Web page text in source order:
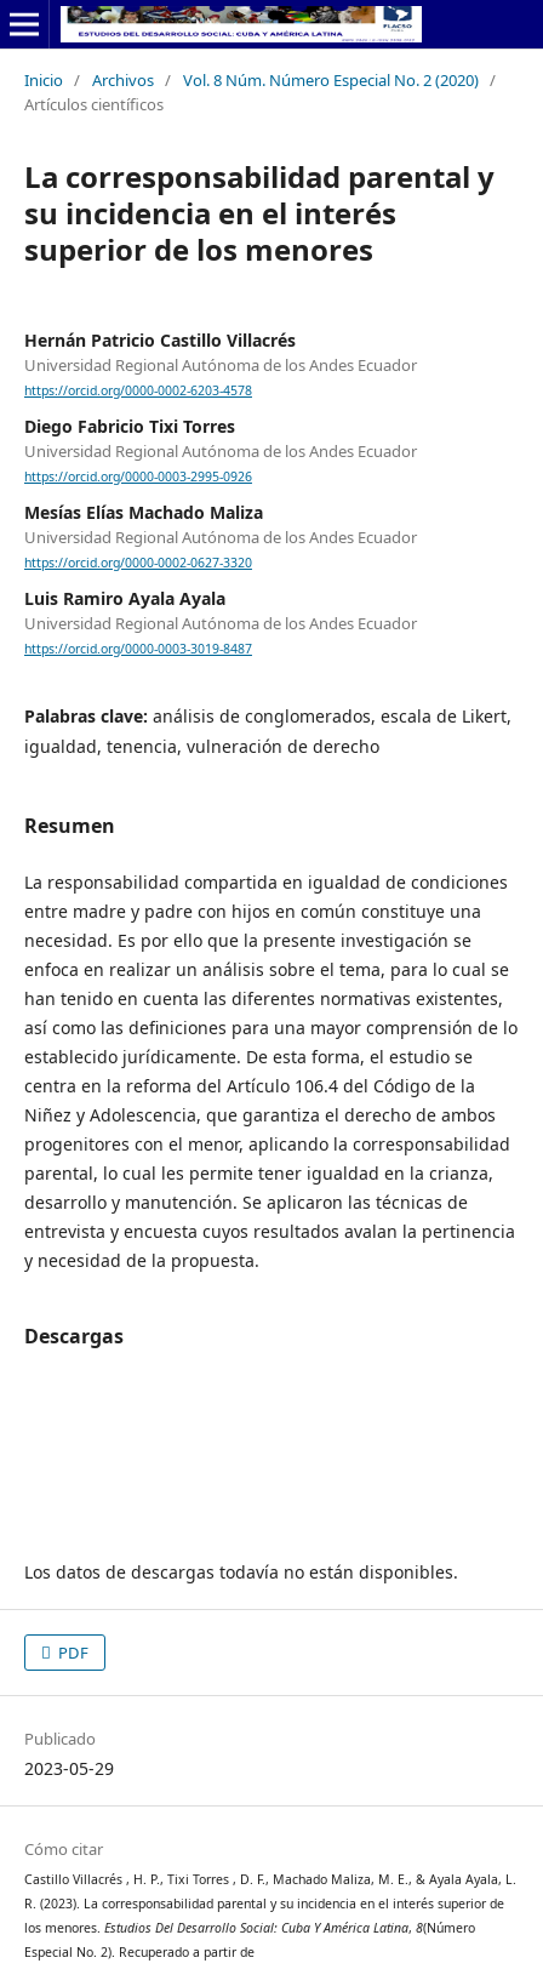
Inicio / Archivos / Vol. 8 Núm. Número Especial No. 2 (2020) /
Artículos científicos
La corresponsabilidad parental y
su incidencia en el interés
superior de los menores
Hernán Patricio Castillo Villacrés
Universidad Regional Autónoma de los Andes Ecuador
https://orcid.org/0000-0002-6203-4578
Diego Fabricio Tixi Torres
Universidad Regional Autónoma de los Andes Ecuador
https://orcid.org/0000-0003-2995-0926
Mesías Elías Machado Maliza
Universidad Regional Autónoma de los Andes Ecuador
https://orcid.org/0000-0002-0627-3320
Luis Ramiro Ayala Ayala
Universidad Regional Autónoma de los Andes Ecuador
https://orcid.org/0000-0003-3019-8487
Palabras clave: análisis de conglomerados, escala de Likert,
igualdad, tenencia, vulneración de derecho
Resumen
La responsabilidad compartida en igualdad de condiciones
entre madre y padre con hijos en común constituye una
necesidad. Es por ello que la presente investigación se
enfoca en realizar un análisis sobre el tema, para lo cual se
han tenido en cuenta las diferentes normativas existentes,
así como las definiciones para una mayor comprensión de lo
establecido jurídicamente. De esta forma, el estudio se
centra en la reforma del Artículo 106.4 del Código de la
Niñez y Adolescencia, que garantiza el derecho de ambos
progenitores con el menor, aplicando la corresponsabilidad
parental, lo cual les permite tener igualdad en la crianza,
desarrollo y manutención. Se aplicaron las técnicas de
entrevista y encuesta cuyos resultados avalan la pertinencia
y necesidad de la propuesta.
Descargas
Los datos de descargas todavía no están disponibles.
PDF
Publicado
2023-05-29
Cómo citar
Castillo Villacrés , H. P., Tixi Torres , D. F., Machado Maliza, M. E., & Ayala Ayala, L.
R. (2023). La corresponsabilidad parental y su incidencia en el interés superior de
los menores. Estudios Del Desarrollo Social: Cuba Y América Latina, 8(Número
Especial No. 2). Recuperado a partir de